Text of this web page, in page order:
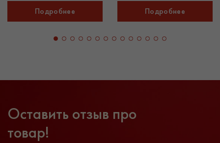
Подробнее Подробнее
Оставить отзыв про
товар!